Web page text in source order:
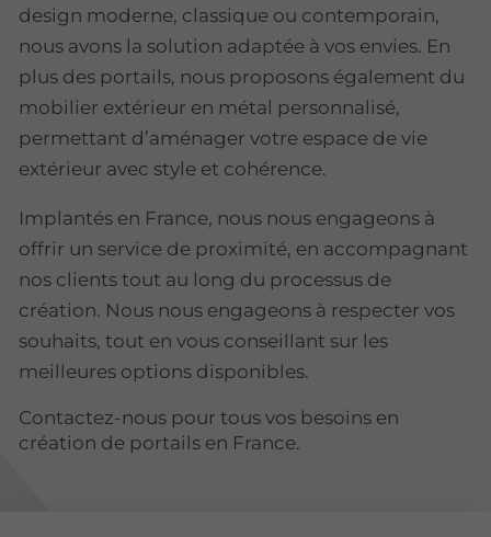
design moderne, classique ou contemporain,
nous avons la solution adaptée à vos envies. En
plus des portails, nous proposons également du
mobilier extérieur en métal personnalisé,
permettant d’aménager votre espace de vie
extérieur avec style et cohérence.
Implantés en France, nous nous engageons à
offrir un service de proximité, en accompagnant
nos clients tout au long du processus de
création. Nous nous engageons à respecter vos
souhaits, tout en vous conseillant sur les
meilleures options disponibles.
Contactez-nous pour tous vos besoins en
création de portails en France.